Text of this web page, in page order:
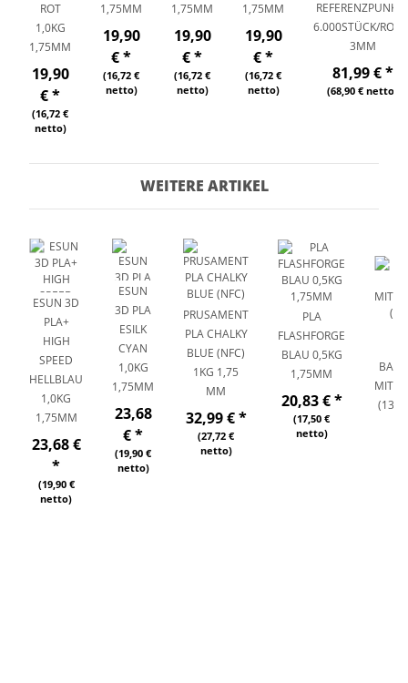
ROT
1,0KG
1,75MM
19,90
€*
(16,72 €
netto)
1,75MM
19,90
€*
(16,72 €
netto)
1,75MM
19,90
€*
(16,72 €
netto)
1,75MM
19,90
€*
(16,72 €
netto)
6.000STÜCK/
3MM
81,99 €*
(68,90 € netto)
WEITERE ARTIKEL
ESUN 3D
PLA+
HIGH
SPEED
HELLBLAU
1,0KG
1,75MM
23,68 €
*
(19,90 €
netto)
ESUN
3D PLA
ESILK
CYAN
1,0KG
1,75MM
23,68
€*
(19,90 €
netto)
PRUSAMENT
PLA CHALKY
BLUE (NFC)
1KG 1,75
MM
32,99 €*
(27,72 €
netto)
PLA
FLASHFORGE
BLAU 0,5KG
1,75MM
20,83 €*
(17,50 €
netto)